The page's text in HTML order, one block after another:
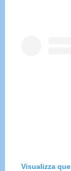
Visualizza